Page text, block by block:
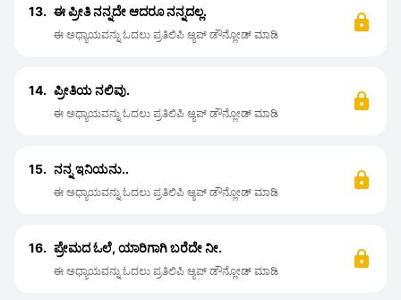
13. ಈ ಪ್ರೀತಿ ನನ್ನದೇ ಆದರೂ ನನ್ನದಲ್ಲ.
ಈ ಅಧ್ಯಾಯವನ್ನು ಓದಲು ಪ್ರತಿಲಿಪಿ ಆ್ಯಪ್ ಡೌನ್ಲೋಡ್ ಮಾಡಿ
14. ಪ್ರೀತಿಯ ನಲಿವು.
ಈ ಅಧ್ಯಾಯವನ್ನು ಓದಲು ಪ್ರತಿಲಿಪಿ ಆ್ಯಪ್ ಡೌನ್ಲೋಡ್ ಮಾಡಿ
15. ನನ್ನ ಇನಿಯನು..
ಈ ಅಧ್ಯಾಯವನ್ನು ಓದಲು ಪ್ರತಿಲಿಪಿ ಆ್ಯಪ್ ಡೌನ್ಲೋಡ್ ಮಾಡಿ
16. ಪ್ರೇಮದ ಓಲೆ, ಯಾರಿಗಾಗಿ ಬರೆದೇ ನೀ.
ಈ ಅಧ್ಯಾಯವನ್ನು ಓದಲು ಪ್ರತಿಲಿಪಿ ಆ್ಯಪ್ ಡೌನ್ಲೋಡ್ ಮಾಡಿ